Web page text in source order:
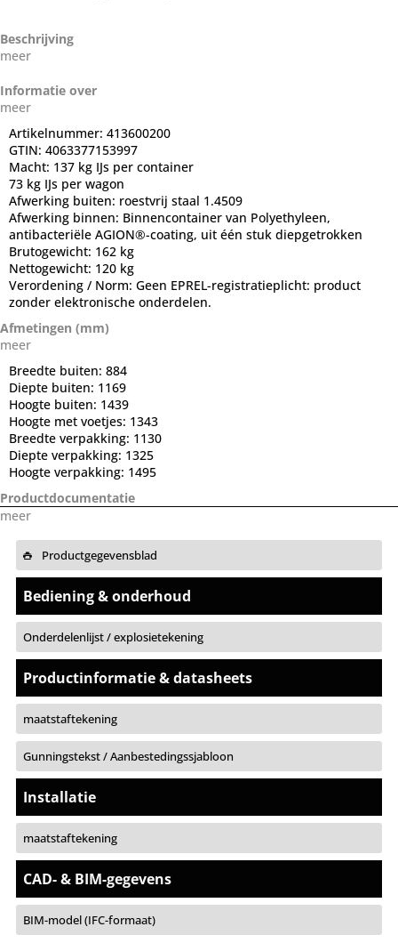
Beschrijving
meer
Informatie over
meer
Artikelnummer: 413600200
GTIN: 4063377153997
Macht: 137 kg IJs per container
73 kg IJs per wagon
Afwerking buiten: roestvrij staal 1.4509
Afwerking binnen: Binnencontainer van Polyethyleen,
antibacteriële AGION®-coating, uit één stuk diepgetrokken
Brutogewicht: 162 kg
Nettogewicht: 120 kg
Verordening / Norm: Geen EPREL-registratieplicht: product
zonder elektronische onderdelen.
Afmetingen (mm)
meer
Breedte buiten: 884
Diepte buiten: 1169
Hoogte buiten: 1439
Hoogte met voetjes: 1343
Breedte verpakking: 1130
Diepte verpakking: 1325
Hoogte verpakking: 1495
Productdocumentatie
meer
Productgegevensblad
Bediening & onderhoud
Onderdelenlijst / explosietekening
Productinformatie & datasheets
maatstaftekening
Gunningstekst / Aanbestedingssjabloon
Installatie
maatstaftekening
CAD- & BIM-gegevens
BIM-model (IFC-formaat)